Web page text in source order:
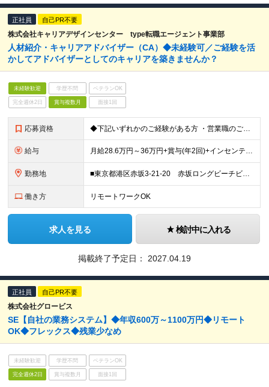
正社員 自己PR不要
株式会社キャリアデザインセンター type転職エージェント事業部
人材紹介・キャリアアドバイザー（CA）◆未経験可／ご経験を活
かしてアドバイザーとしてのキャリアを築きませんか？
未経験歓迎 学歴不問 ベテランOK
完全週休2日 賞与複数月 面接1回
応募資格 ◆下記いずれかのご経験がある方 ・営業職のご経験がある方 ・販売職のご経験がある方
給与 月給28.6万円～36万円+賞与(年2回)+インセンティブ ※上記は、ご経験・スキルにより変動します。 ※所定7時間45分の標準労働制 ※時間外勤務が30時間を超えた場合は別途時間外勤務手当を支給 ※
勤務地 ■東京都港区赤坂3-21-20 赤坂ロングビーチビル ※1Fにスターバックスコーヒーが入っているビルです ※赤坂見附駅から徒歩1分。都内の色々な場所へのアクセスも便利です。 【交通】 ■丸ノ内・
働き方 リモートワークOK
求人を見る 検討中に入れる
掲載終了予定日： 2027.04.19
正社員 自己PR不要
株式会社グロービス
SE【自社の業務システム】◆年収600万～1100万円◆リモート
OK◆フレックス◆残業少なめ
未経験歓迎 学歴不問 ベテランOK
完全週休2日 賞与複数月 面接1回